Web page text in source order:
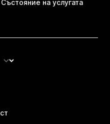
Състояние на услугата